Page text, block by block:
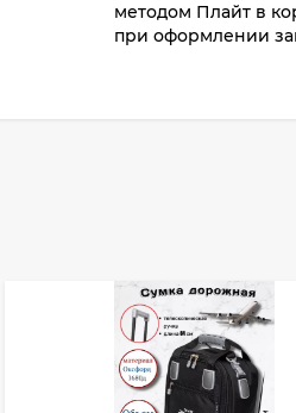
методом Плайт в
при оформлении